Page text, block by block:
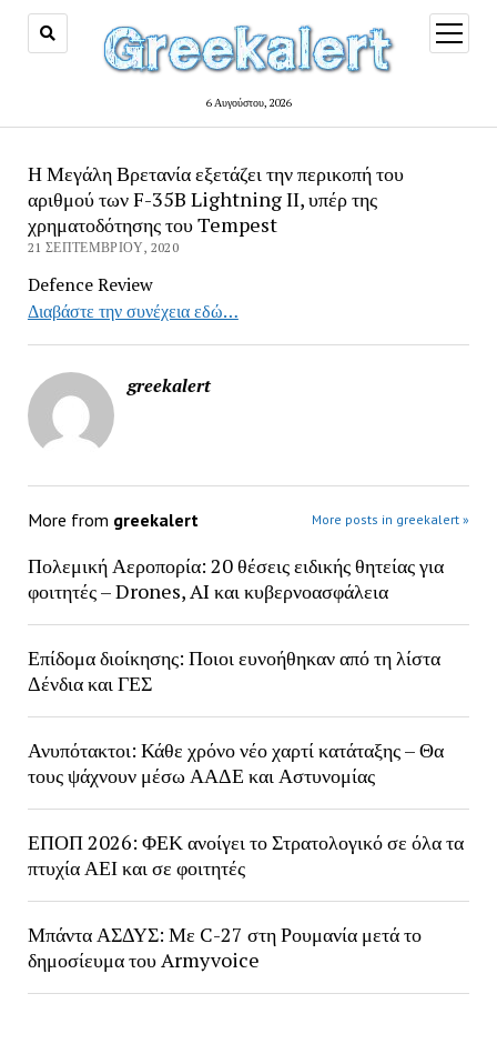
6 Αυγούστου, 2026
open
menu
Η Μεγάλη Βρετανία εξετάζει την περικοπή του
αριθμού των F-35B Lightning ΙΙ, υπέρ της
χρηματοδότησης του Tempest
21 ΣΕΠΤΕΜΒΡΊΟΥ, 2020
Defence Review
Διαβάστε την συνέχεια εδώ…
greekalert
More from greekalert More posts in greekalert »
Πολεμική Αεροπορία: 20 θέσεις ειδικής θητείας για
φοιτητές – Drones, AI και κυβερνοασφάλεια
Επίδομα διοίκησης: Ποιοι ευνοήθηκαν από τη λίστα
Δένδια και ΓΕΣ
Ανυπότακτοι: Κάθε χρόνο νέο χαρτί κατάταξης – Θα
τους ψάχνουν μέσω ΑΑΔΕ και Αστυνομίας
ΕΠΟΠ 2026: ΦΕΚ ανοίγει το Στρατολογικό σε όλα τα
πτυχία ΑΕΙ και σε φοιτητές
Μπάντα ΑΣΔΥΣ: Με C-27 στη Ρουμανία μετά το
δημοσίευμα του Armyvoice